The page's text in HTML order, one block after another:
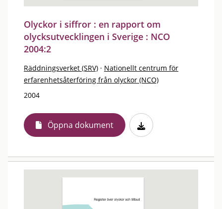
Olyckor i siffror : en rapport om
olycksutvecklingen i Sverige : NCO
2004:2
Räddningsverket (SRV) · Nationellt centrum för
erfarenhetsåterföring från olyckor (NCO)
2004
Öppna dokument